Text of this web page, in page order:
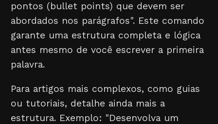
pontos (bullet points) que devem ser
abordados nos parágrafos". Este comando
garante uma estrutura completa e lógica
antes mesmo de você escrever a primeira
palavra.
Para artigos mais complexos, como guias
ou tutoriais, detalhe ainda mais a
estrutura. Exemplo: "Desenvolva um